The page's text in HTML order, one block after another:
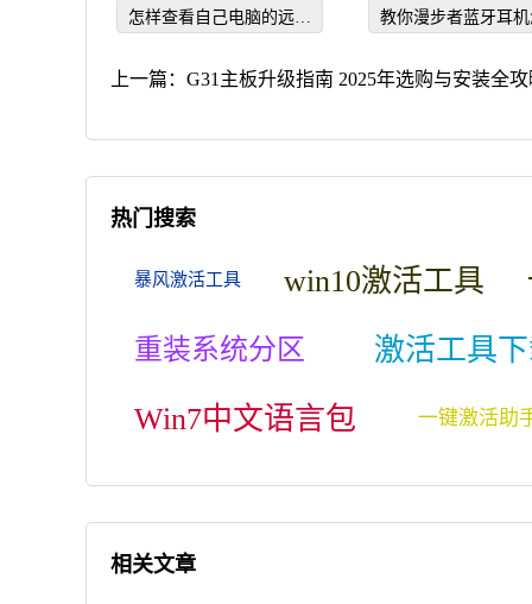
怎样查看自己电脑的远程
教你漫步者蓝牙耳机
上一篇： G31主板升级指南 2025年选购与安装全
热门搜索
暴风激活工具 win10激活工具
重装系统分区 激活工具
Win7中文语言包 一键激活助
相关文章